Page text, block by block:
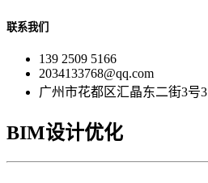
联系我们
139 2509 5166
2034133768@qq.com
广州市花都区汇晶东二街3号
BIM设计优化